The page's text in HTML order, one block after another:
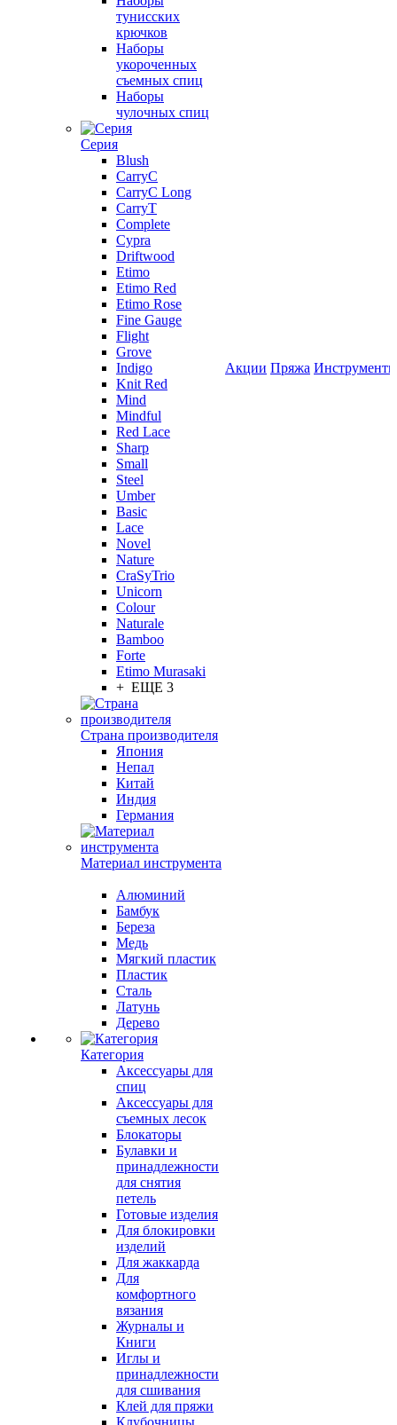
тунисских
крючков
Наборы
укороченных
съемных спиц
Наборы
чулочных спиц
Серия
Blush
CarryC
CarryC Long
CarryT
Complete
Cypra
Driftwood
Etimo
Etimo Red
Etimo Rose
Fine Gauge
Flight
Grove
Indigo
Knit Red
Mind
Mindful
Red Lace
Sharp
Small
Steel
Umber
Basic
Lace
Novel
Nature
CraSyTrio
Unicorn
Colour
Naturale
Bamboo
Forte
Etimo Murasaki
+ ЕЩЕ 3
Страна производителя
Япония
Непал
Китай
Индия
Германия
Материал инструмента
Алюминий
Бамбук
Береза
Медь
Мягкий пластик
Пластик
Сталь
Латунь
Дерево
Категория
Аксессуары для
спиц
Аксессуары для
съемных лесок
Блокаторы
Булавки и
принадлежности
для снятия
петель
Готовые изделия
Для блокировки
изделий
Для жаккарда
Для
комфортного
вязания
Журналы и
Книги
Иглы и
принадлежности
для сшивания
Клей для пряжи
Клубочницы
Акции Пряжа Инструменты